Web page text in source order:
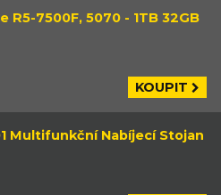
R5-7500F, 5070 - 1TB 32GB
KOUPIT
Multifunkční Nabíjecí Stojan